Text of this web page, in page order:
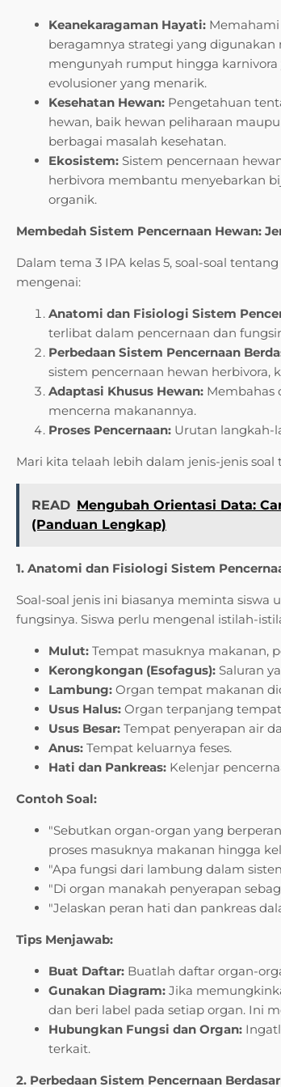
Keanekaragaman Hayati:
beragamnya strategi yang
mengunyah rumput hingga
evolusioner yang menarik.
Kesehatan Hewan: Pengetahuan
hewan, baik hewan peliharaan
berbagai masalah kesehatan.
Ekosistem: Sistem pencernaan
herbivora membantu menyebarkan
organik.
Membedah Sistem Pencernaan Hewan:
Dalam tema 3 IPA kelas 5, soal-soal
mengenai:
Anatomi dan Fisiologi Sistem
terlibat dalam pencernaan dan
Perbedaan Sistem Pencernaan
sistem pencernaan hewan herbivora,
Adaptasi Khusus Hewan: Membahas
mencerna makanannya.
Proses Pencernaan: Urutan langkah-
Mari kita telaah lebih dalam jenis-jenis
READ Mengubah Orientasi Data:
(Panduan Lengkap)
1. Anatomi dan Fisiologi Sistem
Soal-soal jenis ini biasanya meminta
fungsinya. Siswa perlu mengenal istilah-
Mulut: Tempat masuknya makanan,
Kerongkongan (Esofagus): Saluran
Lambung: Organ tempat makanan
Usus Halus: Organ terpanjang
Usus Besar: Tempat penyerapan air
Anus: Tempat keluarnya feses.
Hati dan Pankreas: Kelenjar
Contoh Soal:
"Sebutkan organ-organ yang
proses masuknya makanan hingga
"Apa fungsi dari lambung dalam
"Di organ manakah penyerapan
"Jelaskan peran hati dan pankreas
Tips Menjawab:
Buat Daftar: Buatlah daftar organ-
Gunakan Diagram: Jika
dan beri label pada setiap organ. Ini
Hubungkan Fungsi dan Organ:
terkait.
2. Perbedaan Sistem Pencernaan